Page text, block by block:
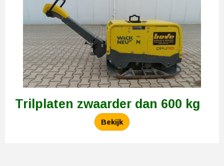
Trilplaten zwaarder dan 600 kg
Bekijk